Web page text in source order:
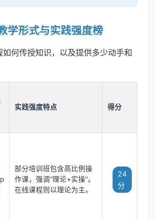
学形式与实践强度榜
如何传授知识，以及提供多少动手和
实践强度特点 得分
部分培训班包含高比例操
作课，强调“理论+实操”。
在线课程则以理论为主。
24
分